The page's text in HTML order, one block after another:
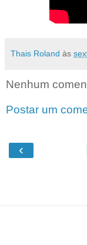
Thais Roland às
Nenhum
Postar um
‹